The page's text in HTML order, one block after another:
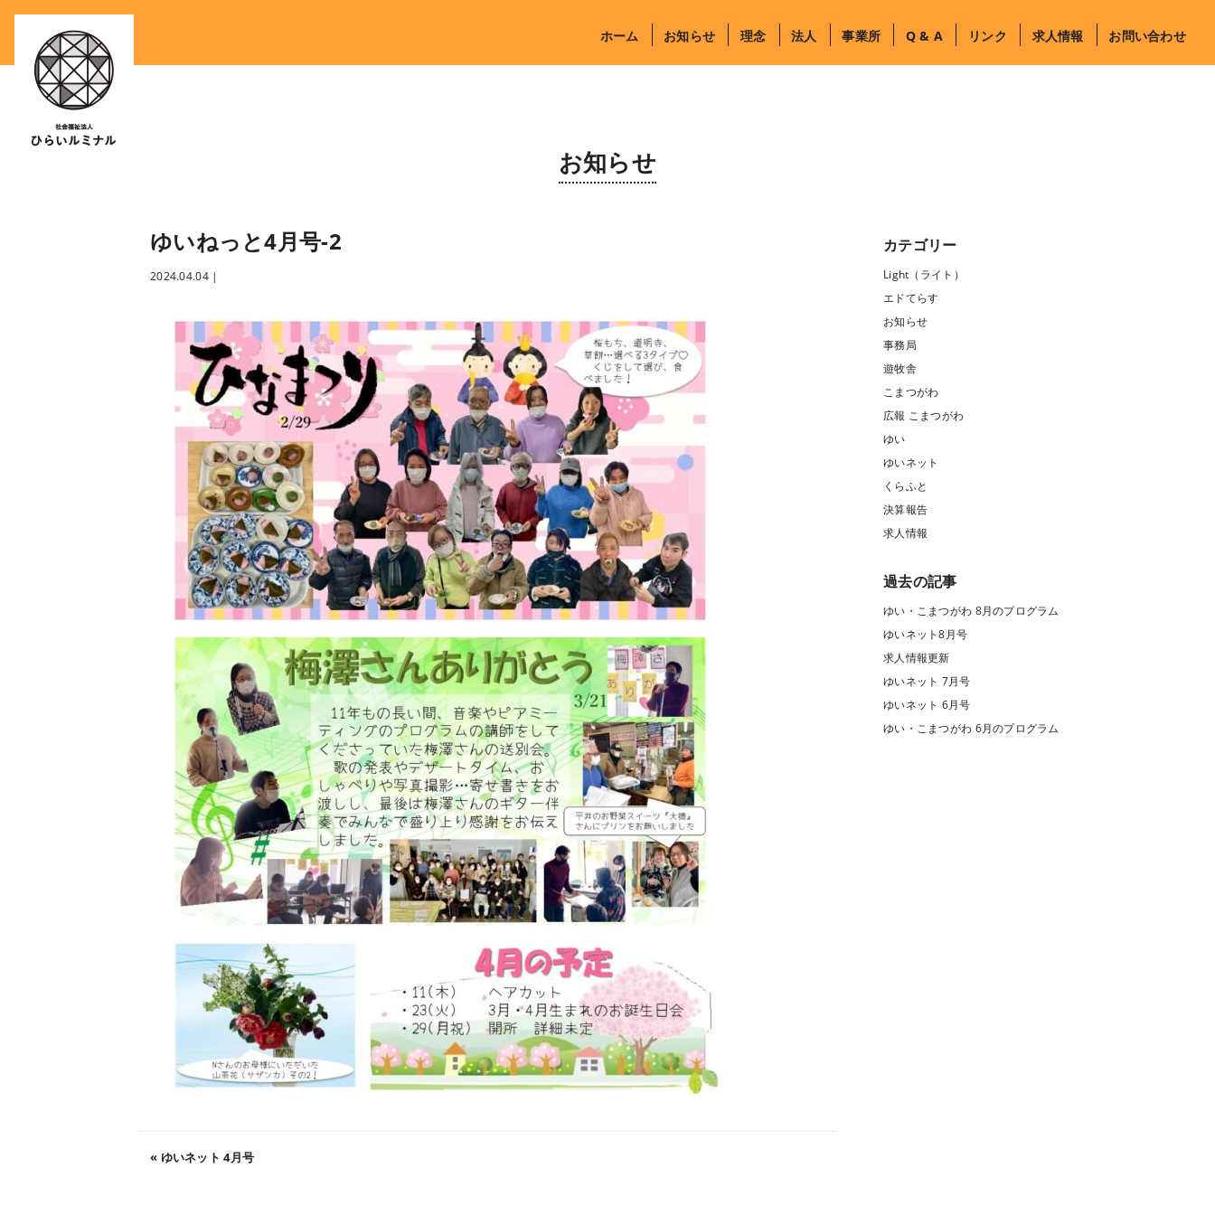
ホーム お知らせ 理念 法人 事業所 Q & A リンク 求人情報 お問い合わせ
お知らせ
ゆいねっと4月号-2
2024.04.04|
« ゆいネット 4月号
カテゴリー
Light（ライト）
エドてらす
お知らせ
事務局
遊牧舎
こまつがわ
広報 こまつがわ
ゆい
ゆいネット
くらふと
決算報告
求人情報
過去の記事
ゆい・こまつがわ 8月のプログラム
ゆいネット8月号
求人情報更新
ゆいネット 7月号
ゆいネット 6月号
ゆい・こまつがわ 6月のプログラム